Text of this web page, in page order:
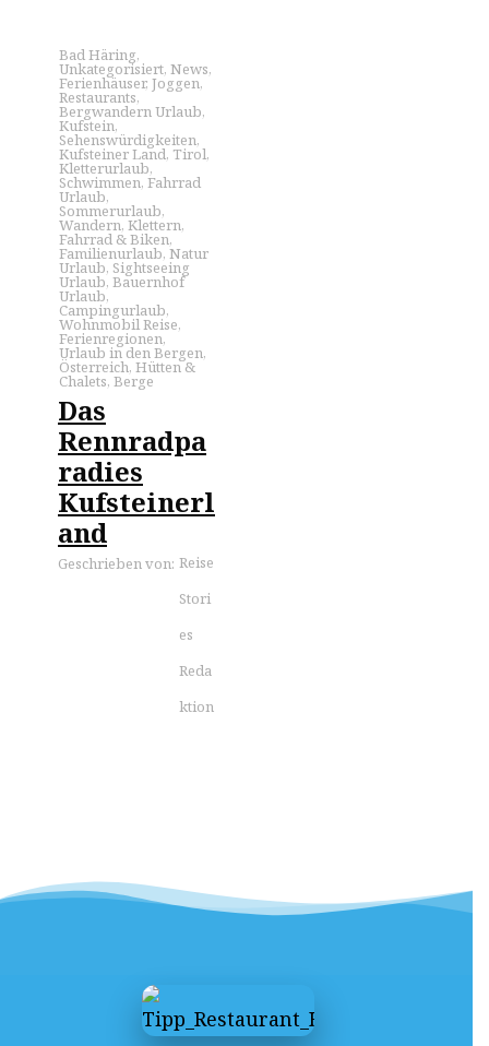
Bad Häring,
Unkategorisiert, News,
Ferienhäuser, Joggen,
Restaurants,
Bergwandern Urlaub,
Kufstein,
Sehenswürdigkeiten,
Kufsteiner Land, Tirol,
Kletterurlaub,
Schwimmen, Fahrrad
Urlaub,
Sommerurlaub,
Wandern, Klettern,
Fahrrad & Biken,
Familienurlaub, Natur
Urlaub, Sightseeing
Urlaub, Bauernhof
Urlaub,
Campingurlaub,
Wohnmobil Reise,
Ferienregionen,
Urlaub in den Bergen,
Österreich, Hütten &
Chalets, Berge
Das
Rennradpa
radies
Kufsteinerl
and
Geschrieben von: Reise
Stori
es
Reda
ktion